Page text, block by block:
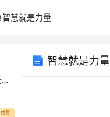
南阳极速广告有限公司介绍企业发展分析报告
付费
智慧就是力量